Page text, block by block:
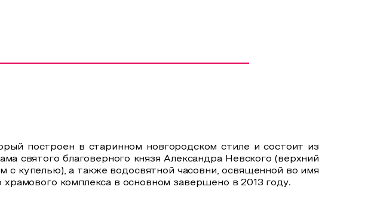
построен в старинном новгородском стиле и состоит из
святого благоверного князя Александра Невского (верхний
купелью), а также водосвятной часовни, освященной во имя
комплекса в основном завершено в 2013 году.